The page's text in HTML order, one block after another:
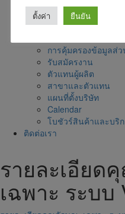
ข่าวสารและกิจกรรม
Parts&Accessories
การคุ้มครองข้อมูลส่
รับสมัครงาน
ตัวแทนผู้ผลิต
สาขาและตัวแทน
แผนที่ตั้งบริษัท
Calendar
โบชัวร์สินค้าและบริ
ติดต่อเรา
รายละเอีย
เฉพาะ ระบบ
ตั้งค่า ยืนยัน